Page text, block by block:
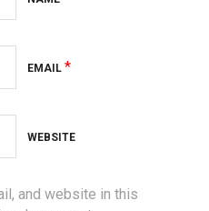
EMAIL *
WEBSITE
and website in this